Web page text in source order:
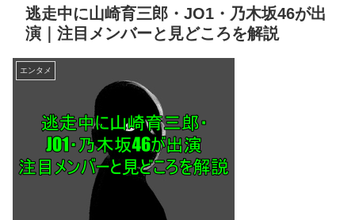
逃走中に山崎育三郎・JO1・乃木坂46が出
演｜注目メンバーと見どころを解説
エンタメ